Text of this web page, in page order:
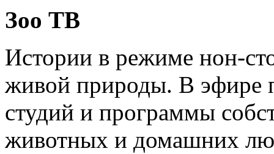
Зоо ТВ
Истории в режиме нон-
живой природы. В эфире
студий и программы
животных и домашних